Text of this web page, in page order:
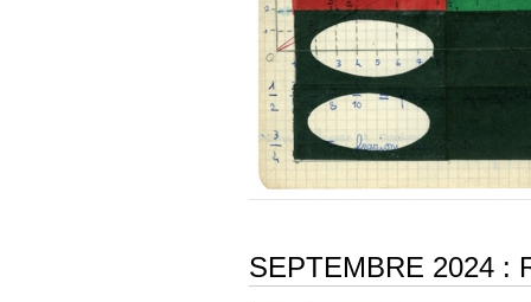
SEPTEMBRE 2024 :